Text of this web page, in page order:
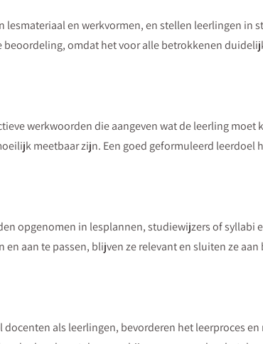
en werkvormen, en stellen leerlingen in
omdat het voor alle betrokkenen
werkwoorden die aangeven wat de leerling moet
meetbaar zijn. Een goed geformuleerd leerdoel
opgenomen in lesplannen, studiewijzers of syllabi
aan te passen, blijven ze relevant en sluiten ze aan
als leerlingen, bevorderen het leerproces